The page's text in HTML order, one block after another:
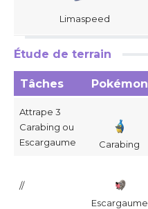
Limaspeed
Étude de terrain
Tâches Pokémon
Attrape 3
Carabing ou
Escargaume
Carabing
//
Escargaume